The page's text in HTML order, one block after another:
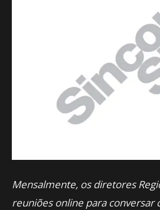
Mensalmente, os diretores
reuniões online para conversar